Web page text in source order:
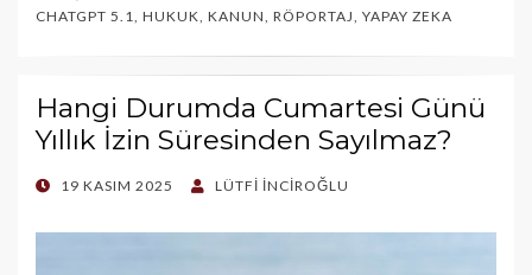
CHATGPT 5.1, HUKUK, KANUN, RÖPORTAJ, YAPAY ZEKA
Hangi Durumda Cumartesi Günü
Yıllık İzin Süresinden Sayılmaz?
POSTED
19 KASIM 2025 LÜTFI İNCIROĞLU